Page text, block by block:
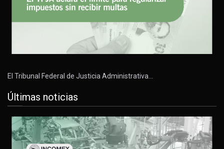
El Tribunal Federal de Justicia Administrativa…
Últimas noticias